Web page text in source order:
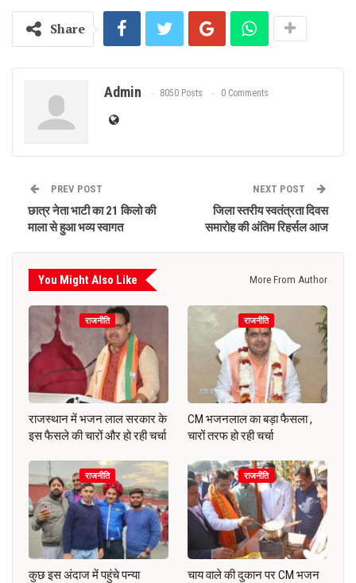
Share
Admin 8050 Posts 0 Comments
PREV POST
छात्र नेता भाटी का 21 किलो की
माला से हुआ भव्य स्वागत
NEXT POST
जिला स्तरीय स्वतंत्रता दिवस
समारोह की अंतिम रिहर्सल आज
You Might Also Like More From Author
राजनीति
राजस्थान में भजन लाल सरकार के
इस फैसले की चारों और हो रही चर्चा
राजनीति
CM भजनलाल का बड़ा फैसला ,
चारों तरफ हो रही चर्चा
राजनीति
कुछ इस अंदाज में पहुंचे पन्या
राजनीति
चाय वाले की दुकान पर CM भजन